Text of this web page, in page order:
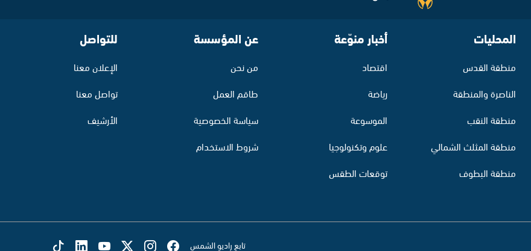
المحليات
منطقة القدس
الناصرة والمنطقة
منطقة النقب
منطقة المثلث الشمالي
منطقة البطوف
أخبار منوّعة
اقتصاد
رياضة
الموسوعة
علوم وتكنولوجيا
توقعات الطقس
عن المؤسسة
من نحن
طاقم العمل
سياسة الخصوصية
شروط الاستخدام
للتواصل
الإعلان معنا
تواصل معنا
الأرشيف
تابع راديو الشمس